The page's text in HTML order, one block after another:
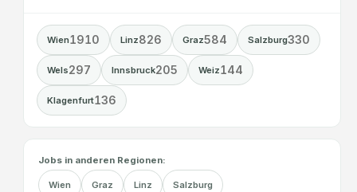
Wien1910 Linz826 Graz584 Salzburg330
Wels297 Innsbruck205 Weiz144
Klagenfurt136
Jobs in anderen Regionen:
Wien Graz Linz Salzburg